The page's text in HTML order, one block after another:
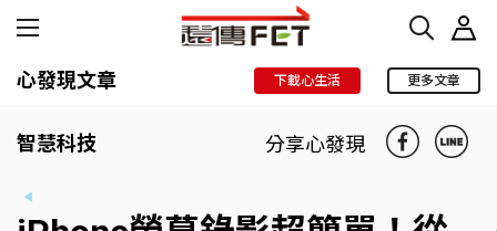
心發現文章 下載心生活 更多文章
智慧科技 分享心發現